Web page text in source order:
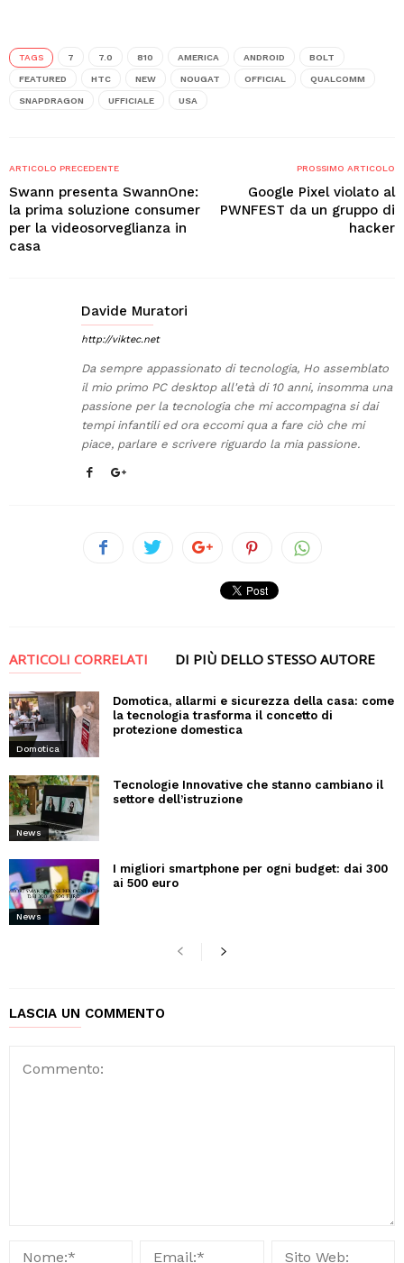
TAGS 7 7.0 810 AMERICA ANDROID BOLT
FEATURED HTC NEW NOUGAT OFFICIAL QUALCOMM
SNAPDRAGON UFFICIALE USA
ARTICOLO PRECEDENTE
Swann presenta SwannOne:
la prima soluzione consumer
per la videosorveglianza in
casa
PROSSIMO ARTICOLO
Google Pixel violato al
PWNFEST da un gruppo di
hacker
Davide Muratori
http://viktec.net
Da sempre appassionato di tecnologia, Ho assemblato
il mio primo PC desktop all'età di 10 anni, insomma una
passione per la tecnologia che mi accompagna si dai
tempi infantili ed ora eccomi qua a fare ciò che mi
piace, parlare e scrivere riguardo la mia passione.
ARTICOLI CORRELATI DI PIÙ DELLO STESSO AUTORE
Domotica
Domotica, allarmi e sicurezza della casa: come
la tecnologia trasforma il concetto di
protezione domestica
News
Tecnologie Innovative che stanno cambiano il
settore dell’istruzione
News
I migliori smartphone per ogni budget: dai 300
ai 500 euro
LASCIA UN COMMENTO